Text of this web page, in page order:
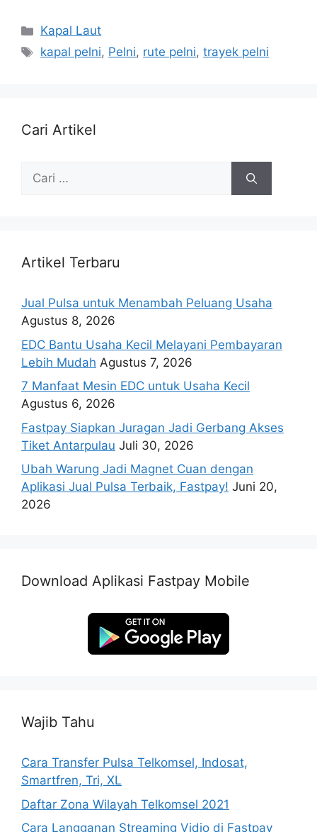
Kapal Laut
kapal pelni, Pelni, rute pelni,trayek pelni
Cari Artikel
Artikel Terbaru
Jual Pulsa untuk Menambah Peluang Usaha
Agustus 8, 2026
EDC Bantu Usaha Kecil Melayani Pembayaran
Lebih Mudah Agustus 7, 2026
7 Manfaat Mesin EDC untuk Usaha Kecil
Agustus 6, 2026
Fastpay Siapkan Juragan Jadi Gerbang Akses
Tiket Antarpulau Juli 30, 2026
Ubah Warung Jadi Magnet Cuan dengan
Aplikasi Jual Pulsa Terbaik, Fastpay! Juni 20,
2026
Download Aplikasi Fastpay Mobile
Wajib Tahu
Cara Transfer Pulsa Telkomsel, Indosat,
Smartfren, Tri, XL
Daftar Zona Wilayah Telkomsel 2021
Cara Langganan Streaming Vidio di Fastpay